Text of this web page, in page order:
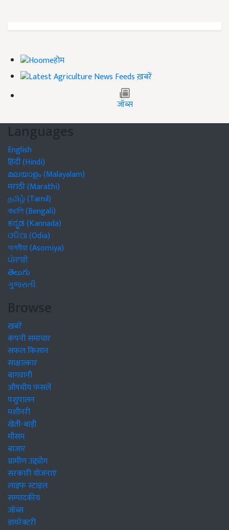
होम
ख़बरें
जॉब्स
Languages
English
हिंदी (Hindi)
മലയാളം (Malayalam)
मराठी (Marathi)
தமிழ் (Tamil)
বাঙালি (Bengali)
ಕನ್ನಡ (Kannada)
ଓଡିଆ (Odia)
অসমীয়া (Asomiya)
ਪੰਜਾਬੀ
తెలుగు
ગુજરાતી
Browse
खबरें
कंपनी समाचार
सफल किसान
साक्षात्कार
बागवानी
औषधीय फसलें
पशुपालन
मशीनरी
खेती-बाड़ी
मौसम
बाजार
ग्रामीण उद्द्योग
सरकारी योजनाएं
लाइफ स्टाइल
सम्पादकीय
जॉब्स
डायरेक्टरी